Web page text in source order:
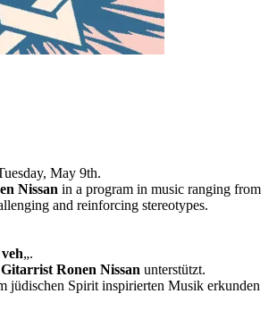
May 9th.
Nissan in a program in music ranging from
and reinforcing stereotypes.
„.
Gitarrist Ronen Nissan unterstützt.
jüdischen Spirit inspirierten Musik erkunden